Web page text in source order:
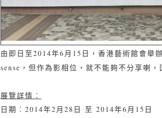
由即日至2014年6月15日，香港藝術館會舉辦
sense，但作為影相位，就不能夠不分享喇
展覽詳情︰
日期︰2014年2月28日 至 2014年6月15日